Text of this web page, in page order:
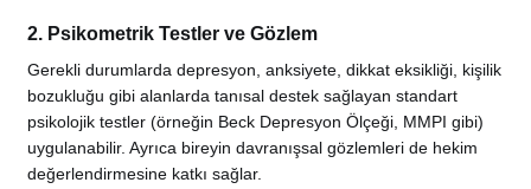
2. Psikometrik Testler ve Gözlem
Gerekli durumlarda depresyon, anksiyete, dikkat eksikliği, kişilik
bozukluğu gibi alanlarda tanısal destek sağlayan standart
psikolojik testler (örneğin Beck Depresyon Ölçeği, MMPI gibi)
uygulanabilir. Ayrıca bireyin davranışsal gözlemleri de hekim
değerlendirmesine katkı sağlar.